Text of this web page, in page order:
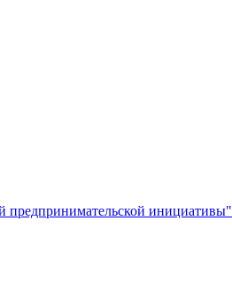
предпринимательской инициативы"